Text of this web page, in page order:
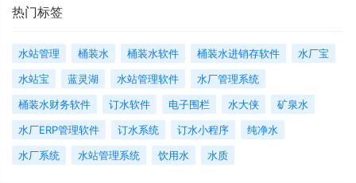
热门标签
水站管理 桶装水 桶装水软件 桶装水进销存软件
水厂宝
水站宝
蓝灵湖 水站管理软件
水厂管理系统
桶装水财务软件
订水软件 电子围栏 水大侠
矿泉水
水厂ERP管理软件
订水系统 订水小程序
纯净水
水厂系统
水站管理系统 饮用水 水质